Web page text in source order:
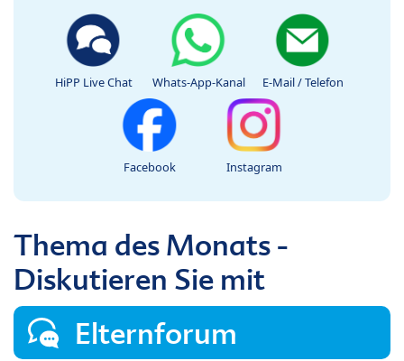
HiPP Live Chat Whats-App-Kanal E-Mail / Telefon
Facebook Instagram
Thema des Monats -
Diskutieren Sie mit
Elternforum